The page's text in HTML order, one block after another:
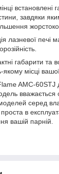
встановлені
завдяки
лазневої печі
габарити та
місці вашої
AMC-60STJ
вважається
серед
в
вашій парній.